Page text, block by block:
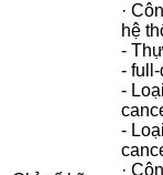
·
hệ
-
-
-
-
·